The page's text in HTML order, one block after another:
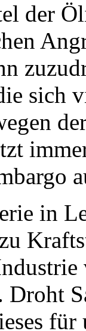
der
sich
in
Droht